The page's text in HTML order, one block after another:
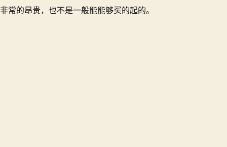
非常的昂贵，也不是一般能能够买的起的。